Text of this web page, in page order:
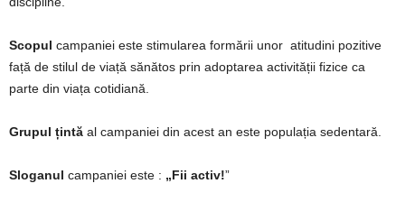
Scopul campaniei este stimularea formării unor atitudini pozitive
față de stilul de viață sănătos prin adoptarea activității fizice ca
parte din viața cotidiană.
Grupul țintă al campaniei din acest an este populația sedentară.
Sloganul campaniei este : „Fii activ!”